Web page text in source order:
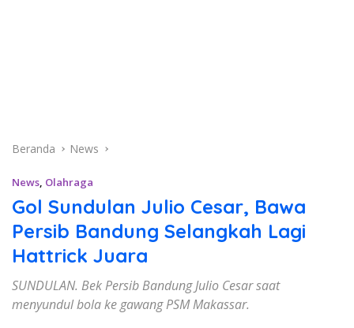
Beranda News
News, Olahraga
Gol Sundulan Julio Cesar, Bawa
Persib Bandung Selangkah Lagi
Hattrick Juara
SUNDULAN. Bek Persib Bandung Julio Cesar saat
menyundul bola ke gawang PSM Makassar.